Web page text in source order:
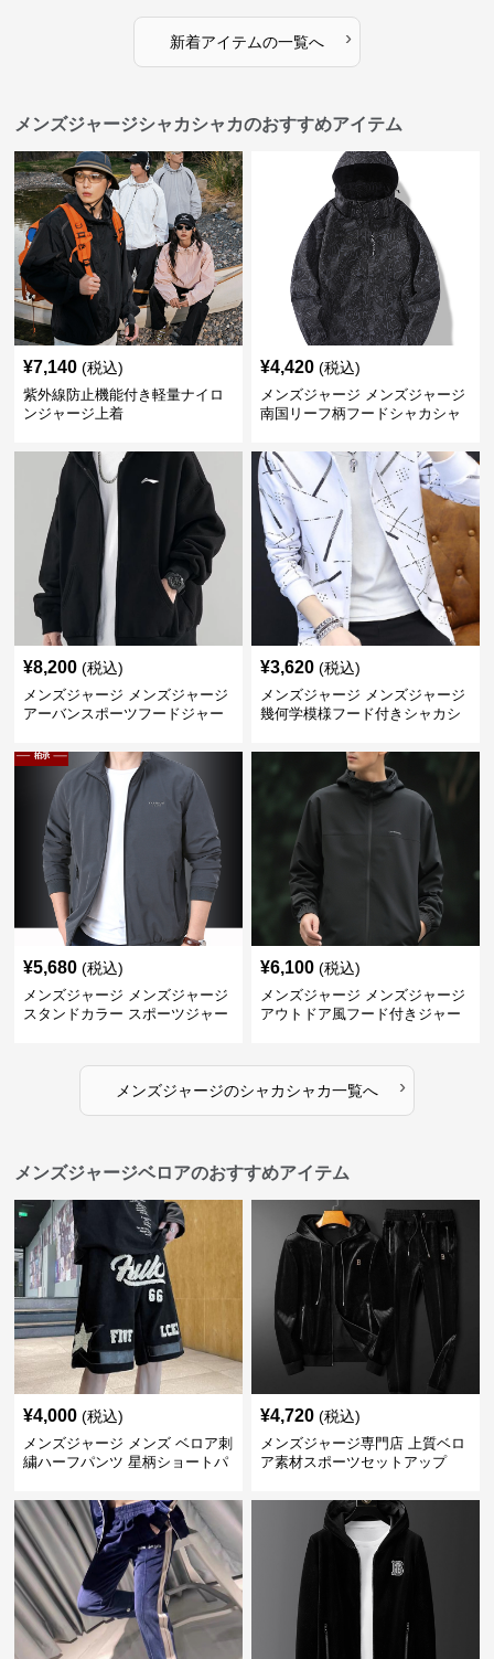
新着アイテムの一覧へ ›
メンズジャージシャカシャカのおすすめアイテム
¥7,140 (税込)
紫外線防止機能付き軽量ナイロ
ンジャージ上着
¥4,420 (税込)
メンズジャージ メンズジャージ
南国リーフ柄フードシャカシャ
¥8,200 (税込)
メンズジャージ メンズジャージ
アーバンスポーツフードジャー
¥3,620 (税込)
メンズジャージ メンズジャージ
幾何学模様フード付きシャカシ
¥5,680 (税込)
メンズジャージ メンズジャージ
スタンドカラー スポーツジャー
¥6,100 (税込)
メンズジャージ メンズジャージ
アウトドア風フード付きジャー
メンズジャージのシャカシャカ一覧へ ›
メンズジャージベロアのおすすめアイテム
¥4,000 (税込)
メンズジャージ メンズ ベロア刺
繍ハーフパンツ 星柄ショートパ
¥4,720 (税込)
メンズジャージ専門店 上質ベロ
ア素材スポーツセットアップ